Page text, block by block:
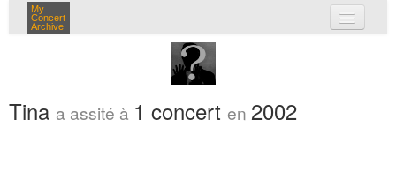
My
Concert
Archive
mes concerts
connexion
Tina a assité à 1 concert en 2002